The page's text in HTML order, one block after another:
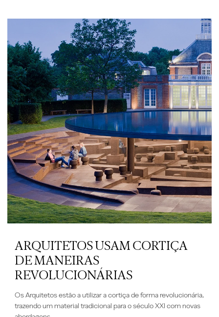
ARQUITETOS USAM CORTIÇA
DE MANEIRAS
REVOLUCIONÁRIAS
Os Arquitetos estão autilizar a cortiça deforma revolucionária,
trazendo um material tradicional para o século XXI com novas